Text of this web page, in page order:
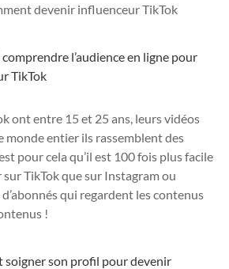
devenir influenceur TikTok
l’audience en ligne pour
TikTok
ont entre 15 et 25 ans, leurs vidéos
monde entier ils rassemblent des
pour cela qu’il est 100 fois plus facile
sur TikTok que sur Instagram ou
qui regardent les contenus
!
soigner son profil pour devenir